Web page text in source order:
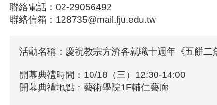
聯絡電話：02-29056492
聯絡信箱：128735@mail.fju.edu.tw
活動名稱：慶祝教宗方濟各就職十週年《五餅二
開幕典禮時間：10/18（三）12:30-14:00
開幕典禮地點：藝術學院1F輔仁藝廊